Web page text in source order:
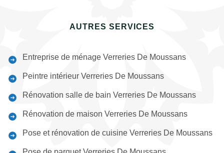
AUTRES SERVICES
Entreprise de ménage Verreries De Moussans
Peintre intérieur Verreries De Moussans
Rénovation salle de bain Verreries De Moussans
Rénovation de maison Verreries De Moussans
Pose et rénovation de cuisine Verreries De Moussans